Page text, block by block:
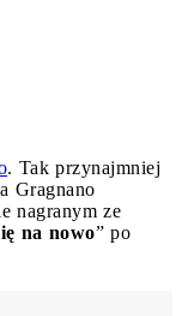
. Tak przynajmniej
Gragnano
nagranym ze
na nowo” po